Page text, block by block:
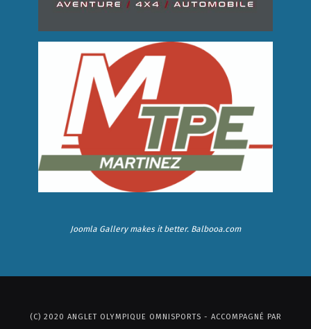
Joomla Gallerymakes it better. Balbooa.com
(C) 2020 ANGLET OLYMPIQUE OMNISPORTS - ACCOMPAGNÉ PAR